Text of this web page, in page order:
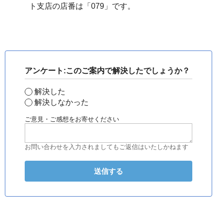
ト支店の店番は「079」です。
アンケート:このご案内で解決したでしょうか？
解決した
解決しなかった
ご意見・ご感想をお寄せください
お問い合わせを入力されましてもご返信はいたしかねます